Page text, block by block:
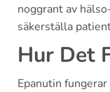
noggrant av
säkerställa
Hur Det
Epanutin